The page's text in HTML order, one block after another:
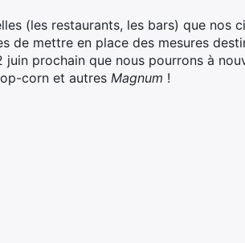
(les restaurants, les bars) que nos
de mettre en place des mesures
juin prochain que nous pourrons à
corn et autres Magnum !